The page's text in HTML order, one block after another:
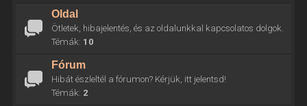
Oldal
Ötletek, hibajelentés, és az oldalunkkal kapcsolatos dolgok.
Témák: 10
Fórum
Hibát észleltél a fórumon? Kérjük, itt jelentsd!
Témák: 2